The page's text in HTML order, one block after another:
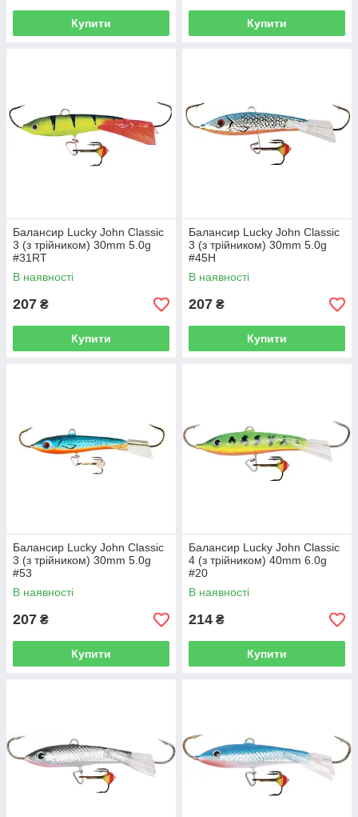
Купити Купити
Балансир Lucky John Classic
3 (з трійником) 30mm 5.0g
#31RT
В наявності
207 ₴
Купити
Балансир Lucky John Classic
3 (з трійником) 30mm 5.0g
#45H
В наявності
207 ₴
Купити
Балансир Lucky John Classic
3 (з трійником) 30mm 5.0g
#53
В наявності
207 ₴
Купити
Балансир Lucky John Classic
4 (з трійником) 40mm 6.0g
#20
В наявності
214 ₴
Купити